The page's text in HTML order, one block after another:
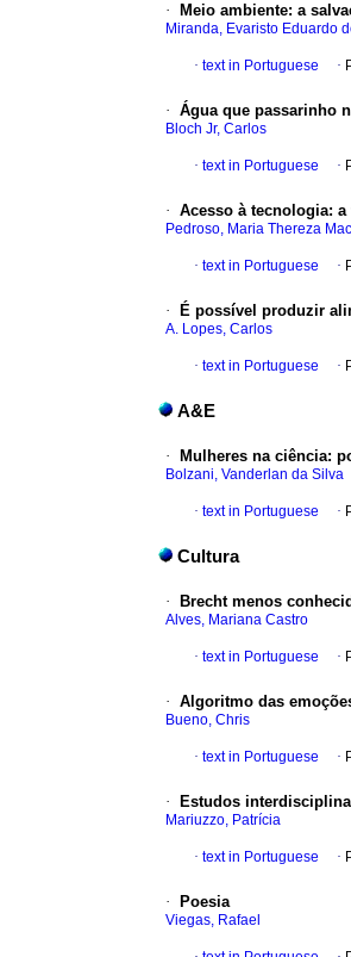
· Meio ambiente: a
Miranda, Evaristo Eduardo
· text in Portuguese ·
· Água que passarinho
Bloch Jr, Carlos
· text in Portuguese ·
· Acesso à tecnologia: a
Pedroso, Maria Thereza
· text in Portuguese ·
· É possível produzir
A. Lopes, Carlos
· text in Portuguese ·
A&E
· Mulheres na ciência:
Bolzani, Vanderlan da Silva
· text in Portuguese ·
Cultura
· Brecht menos
Alves, Mariana Castro
· text in Portuguese ·
· Algoritmo das
Bueno, Chris
· text in Portuguese ·
· Estudos
Mariuzzo, Patrícia
· text in Portuguese ·
· Poesia
Viegas, Rafael